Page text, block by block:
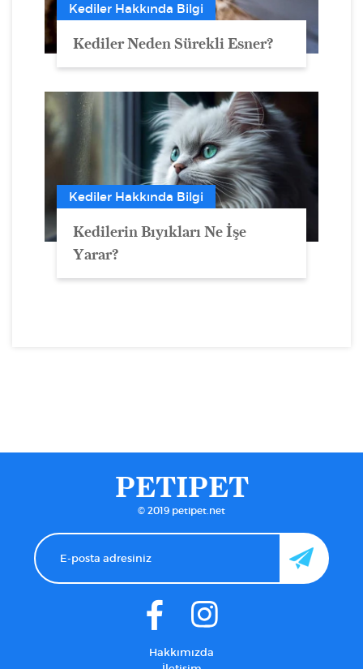
Kediler Hakkında Bilgi
Kediler Neden Sürekli Esner?
Kediler Hakkında Bilgi
Kedilerin Bıyıkları Ne İşe
Yarar?
PETIPET
© 2019 petipet.net
Hakkımızda